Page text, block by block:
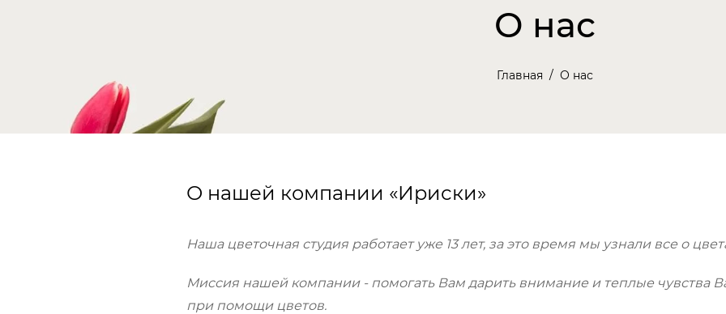
О нас
Главная О нас
О нашей компании «Ириски»
Наша цветочная студия работает уже 13 лет, за это время мы узнали все о
Миссия нашей компании - помогать Вам дарить внимание и теплые чувства
при помощи цветов.